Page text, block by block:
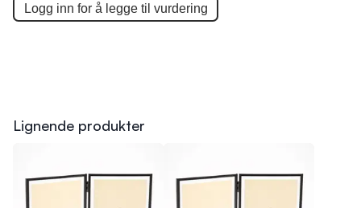
Logg inn for å legge til vurdering
Lignende produkter